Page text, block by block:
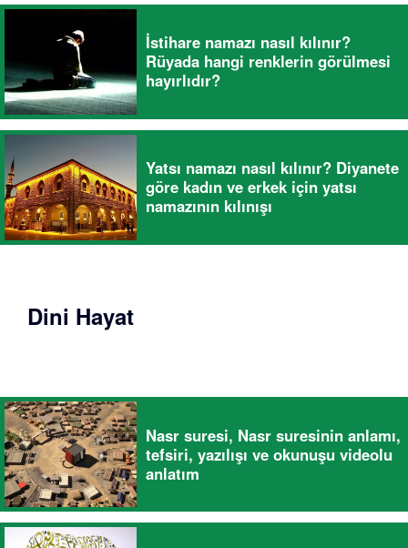
İstihare namazı nasıl kılınır?
Rüyada hangi renklerin görülmesi
hayırlıdır?
Yatsı namazı nasıl kılınır? Diyanete
göre kadın ve erkek için yatsı
namazının kılınışı
Dini Hayat
Nasr suresi, Nasr suresinin anlamı,
tefsiri, yazılışı ve okunuşu videolu
anlatım